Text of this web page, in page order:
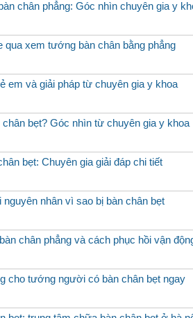
chân phẳng: Góc nhìn chuyên gia y
qua xem tướng bàn chân bằng phẳng
em và giải pháp từ chuyên gia y khoa
bẹt? Góc nhìn từ chuyên gia y khoa
bẹt: Chuyên gia giải đáp chi tiết
nguyên nhân vì sao bị bàn chân bẹt
chân phẳng và cách phục hồi vận
cho tướng người có bàn chân bẹt ngay